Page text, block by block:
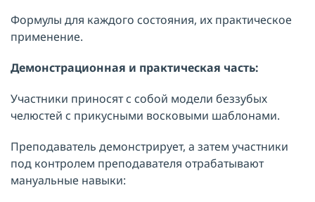
Формулы для каждого состояния, их практическое
применение.
Демонстрационная и практическая часть:
Участники приносят с собой модели беззубых
челюстей с прикусными восковыми шаблонами.
Преподаватель демонстрирует, а затем участники
под контролем преподавателя отрабатывают
мануальные навыки: